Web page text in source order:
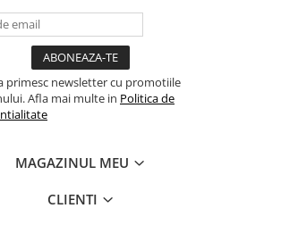
primesc newsletter cu promotiile
Afla mai multe in Politica de
MAGAZINUL MEU
CLIENTI